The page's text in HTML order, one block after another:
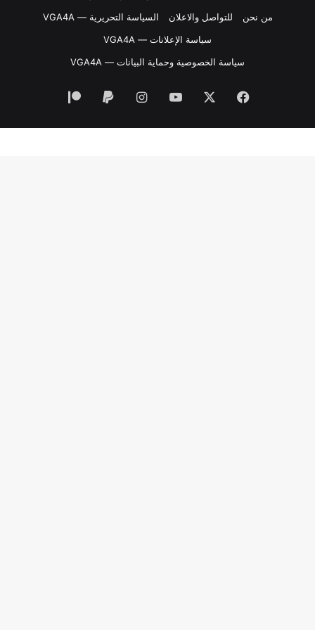
من نحن
للتواصل والاعلان
السياسة التحريرية — VGA4A
سياسة الإعلانات — VGA4A
سياسة الخصوصية وحماية البيانات — VGA4A
فيسبوك ‫YouTubeانستقرام
‏Paypal
‫Patreon